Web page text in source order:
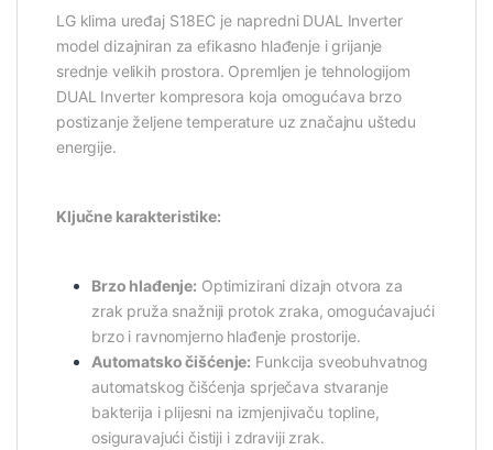
LG klima uređaj S18EC je napredni DUAL Inverter
model dizajniran za efikasno hlađenje i grijanje
srednje velikih prostora. Opremljen je tehnologijom
DUAL Inverter kompresora koja omogućava brzo
postizanje željene temperature uz značajnu uštedu
energije.
Ključne karakteristike:
Brzo hlađenje: Optimizirani dizajn otvora za
zrak pruža snažniji protok zraka, omogućavajući
brzo i ravnomjerno hlađenje prostorije.
Automatsko čišćenje: Funkcija sveobuhvatnog
automatskog čišćenja sprječava stvaranje
bakterija i plijesni na izmjenjivaču topline,
osiguravajući čistiji i zdraviji zrak.